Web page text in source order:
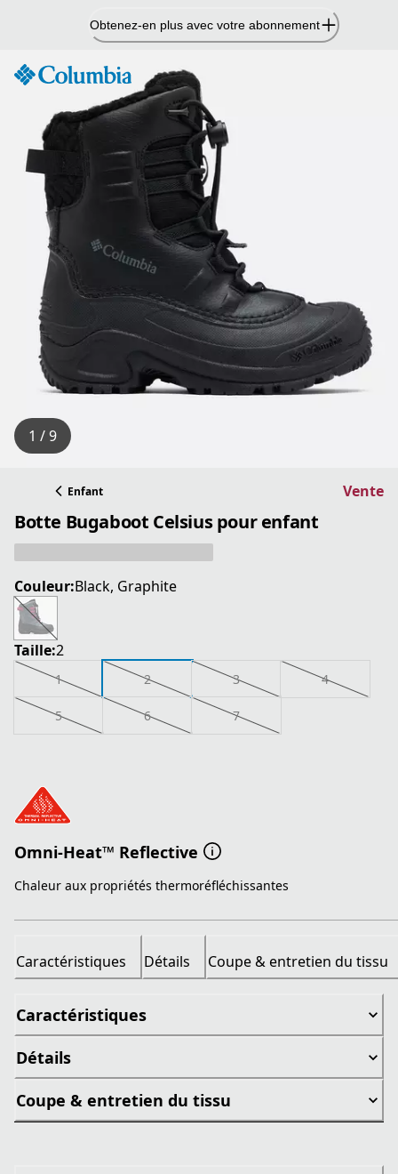
Obtenez-en plus avec votre abonnement
1 / 9
Enfant Vente
Botte Bugaboot Celsius pour enfant
Couleur:Black, Graphite
Taille:2
1 2 3 4
5 6 7
Omni-Heat™ Reflective
Chaleur aux propriétés thermoréfléchissantes
Caractéristiques Détails Coupe & entretien du tissu
Caractéristiques
Détails
Coupe & entretien du tissu